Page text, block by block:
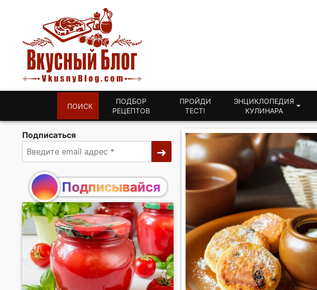
ПОИСК
ПОДБОР
РЕЦЕПТОВ
ПРОЙДИ
ТЕСТ!
ЭНЦИКЛОПЕДИЯ
КУЛИНАРА
Подписаться
Подписывайся